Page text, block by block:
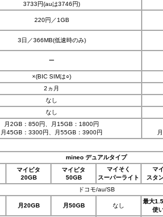
3733円(auは3746円)
220円／1GB
3日／366MB(低速時のみ)
ー
×(BIC SIMは○)
2ヵ月
なし
なし
月2GB：850円、月15GB：1800円
月45GB：3300円、月55GB：3900円
mineo デュアルタイプ
マイピタ
20GB
マイピタ
50GB
マイそく
スーパーライト
マ
スタ
ドコモ/au/SB
月20GB 月50GB なし
最大
使